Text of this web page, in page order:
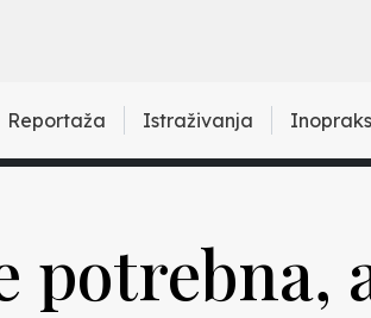
Reportaža Istraživanja
potrebna,